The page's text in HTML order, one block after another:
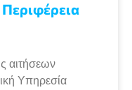
αιτήσεων
Υπηρεσία